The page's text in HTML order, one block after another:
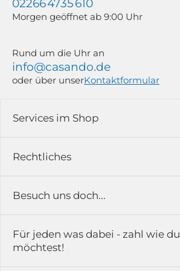
Rechtliches
Impressum
Rückgabe & Reklamation
Services im Shop
Versandkosten
Erfahrungsberichte & Bewertungen
Kontakt
Besuch uns doch...
in der Ausstellung...
02266 4735 610
Morgen geöffnet ab 9:00 Uhr
Rund um die Uhr an
info@casando.de
oder über unserKontaktformular
Für jeden was dabei - zahl wie du
möchtest!